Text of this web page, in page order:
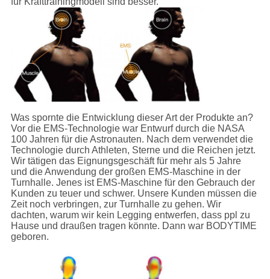
Was spornte die Entwicklung dieser Art der Produkte an?
Vor die EMS-Technologie war Entwurf durch die NASA
100 Jahren für die Astronauten. Nach dem verwendet die
Technologie durch Athleten, Sterne und die Reichen jetzt.
Wir tätigen das Eignungsgeschäft für mehr als 5 Jahre
und die Anwendung der großen EMS-Maschine in der
Turnhalle. Jenes ist EMS-Maschine für den Gebrauch der
Kunden zu teuer und schwer. Unsere Kunden müssen die
Zeit noch verbringen, zur Turnhalle zu gehen. Wir
dachten, warum wir kein Legging entwerfen, dass ppl zu
Hause und draußen tragen könnte. Dann war BODYTIME
geboren.